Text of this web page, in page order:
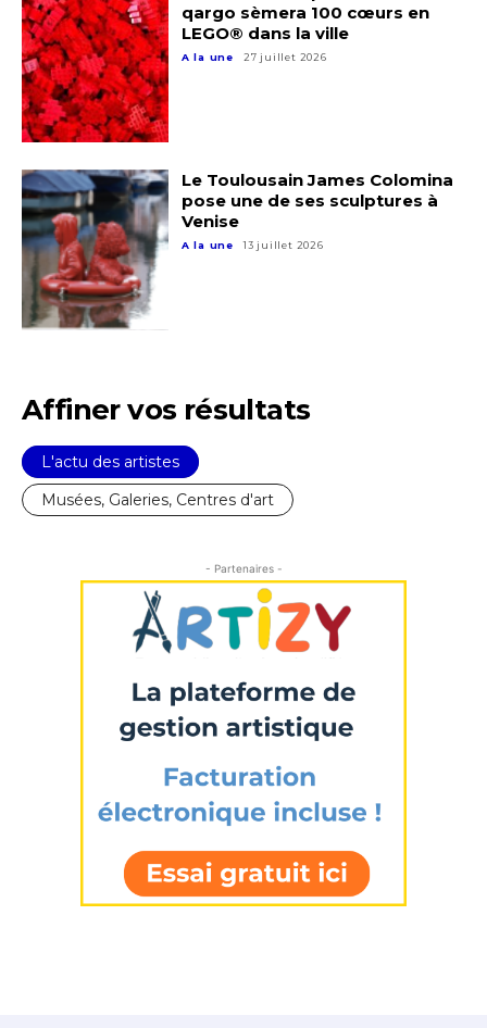
* Champ obligatoire
Prénom
Statut / Organisation
J'accepte lestermes et conditions
* Champ obligatoire
qargo sèmera 100 cœurs en
LEGO® dans la ville
A la une 27 juillet 2026
Le Toulousain James Colomina
pose une de ses sculptures à
Venise
A la une 13 juillet 2026
Affiner vos résultats
L'actu des artistes
Musées, Galeries, Centres d'art
- Partenaires -